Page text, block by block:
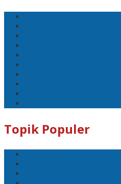
Topik Populer